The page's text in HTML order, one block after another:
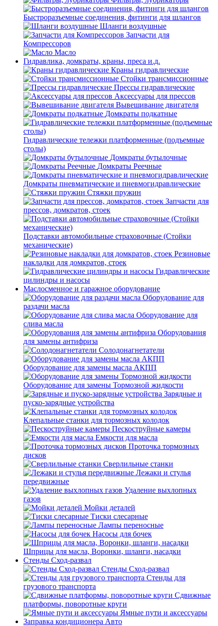
Быстроразъемные соединения, фитинги для шлангов
Шланги воздушные
Запчасти для
Компрессоров
Масло
Гидравлика, домкраты, краны, преса и.д.
Краны гидравлические
Стойки трансмиссионные
Прессы гидравлические
Аксессуары для прессов
Вывешивание двигателя
Домкраты подкатные
Гидравлические тележки платформенные (подъемные
столы)
Домкраты бутылочные
Домкраты Реечные
Домкраты пневматические и пневмогидравлические
Стяжки пружин
Запчасти для
прессов, домкратов, стоек
Подставки автомобильные страховочные (Стойки
механические)
Резиновые
накладки для домкратов, стоек
Гидравлические
цилиндры и насосы
Маслосменное и гаражное оборудование
Оборудование для
раздачи масла
Оборудование для
слива масла
Оборудования
для замены антифриза
Солодонагнетатели
Оборудование для замены масла АКПП
Оборудование для замены Тормозной жидкости
Зарядные и
пуско-зарядные устройства
Клепальные станки для тормозных колодок
Пескоструйные камеры
Емкости для масла
Проточка тормозных
дисков
Сверлильные станки
Лежаки и стулья
передвижные
Удаление выхлопных
газов
Мойки деталей
Тиски слесарные
Лампы переносные
Насосы для бочек
Шприцы для масла, Воронки, шланги, насадки
Стенды Сход-развал
Стенды Сход-развал
Стенды для
грузового транспорта
Сдвижные
платформы, поворотные круги
Ямные пути и аксессуары
Заправка кондиционера Авто